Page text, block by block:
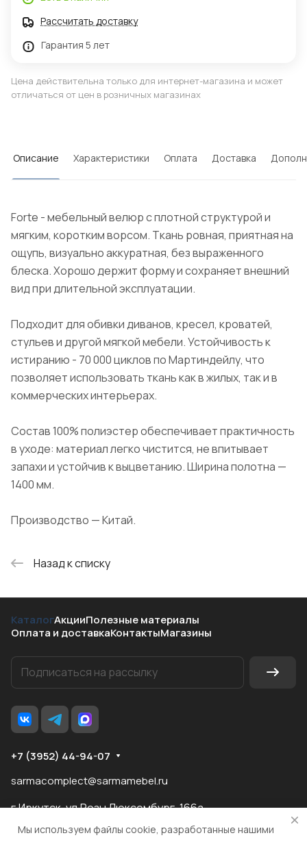
Рассчитать доставку
Гарантия 5 лет
Цена действительна только для интернет-магазина и может
отличаться от цен в розничных магазинах
Описание Характеристики Оплата Доставка
Forte - мебельный велюр с плотной структурой и
мягким, коротким ворсом. Ткань ровная, приятная на
ощупь, визуально аккуратная, без выраженного
блеска. Хорошо держит форму и сохраняет внешний
вид при длительной эксплуатации.
Подходит для обивки диванов, кресел, кроватей,
стульев и другой мягкой мебели. Устойчивость к
истиранию - 70 000 циклов по Мартиндейлу, что
позволяет использовать ткань как в жилых, так и в
коммерческих интерьерах.
Состав 100% полиэстер обеспечивает практичность
в уходе: материал легко чистится, не впитывает
запахи и устойчив к выцветанию. Ширина полотна —
1400 мм.
Производство — Китай.
Назад к списку
КаталогАкцииПолезные материалы
Оплата и доставкаКонтактыМагазины
+7 (3952) 44-94-07
sarmacomplect@sarmamebel.ru
г.Иркутск, ул.Розы Люксембург, 166а
Мы используем файлы cookie, разработанные нашими